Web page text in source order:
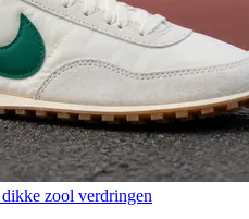
dikke zool verdringen